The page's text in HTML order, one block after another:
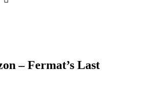
– Fermat’s Last